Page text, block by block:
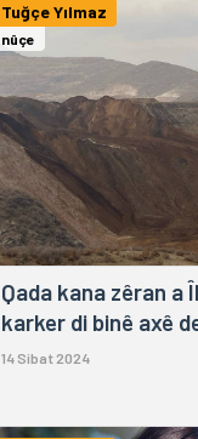
Tuğçe Yılmaz
nûçe
Qada kana zêran a
karker di binê axê
14 Sibat 2024